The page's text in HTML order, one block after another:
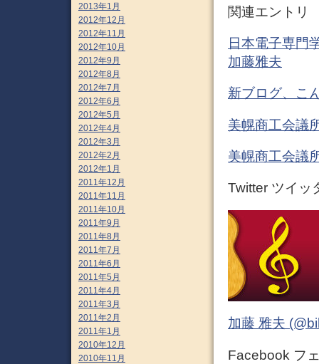
関連エントリ
日本電子専門
加藤雅夫
新ブログ、こ
美幌商工会議
美幌商工会議
Twitter ツイッ
加藤 雅夫
Facebook フ
2013年1月
2012年12月
2012年11月
2012年10月
2012年9月
2012年8月
2012年7月
2012年6月
2012年5月
2012年4月
2012年3月
2012年2月
2012年1月
2011年12月
2011年11月
2011年10月
2011年9月
2011年8月
2011年7月
2011年6月
2011年5月
2011年4月
2011年3月
2011年2月
2011年1月
2010年12月
2010年11月